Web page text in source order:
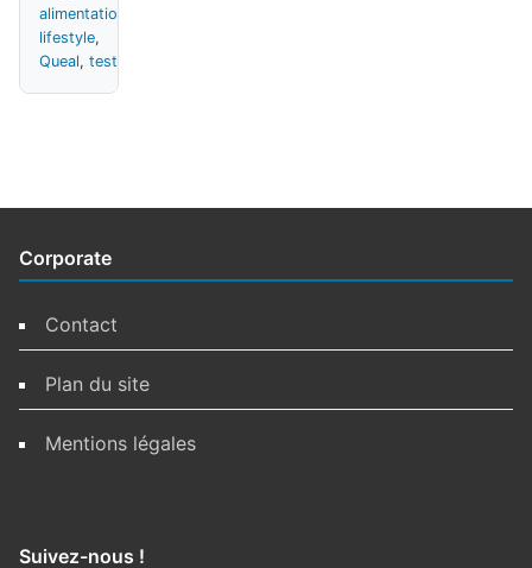
alimentation
lifestyle,
Queal, test
Corporate
Contact
Plan du site
Mentions légales
Suivez-nous !